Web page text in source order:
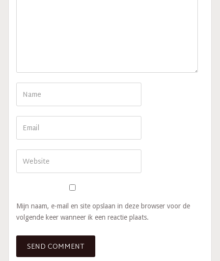
Mijn naam, e-mail en site opslaan in deze browser voor de
volgende keer wanneer ik een reactie plaats.